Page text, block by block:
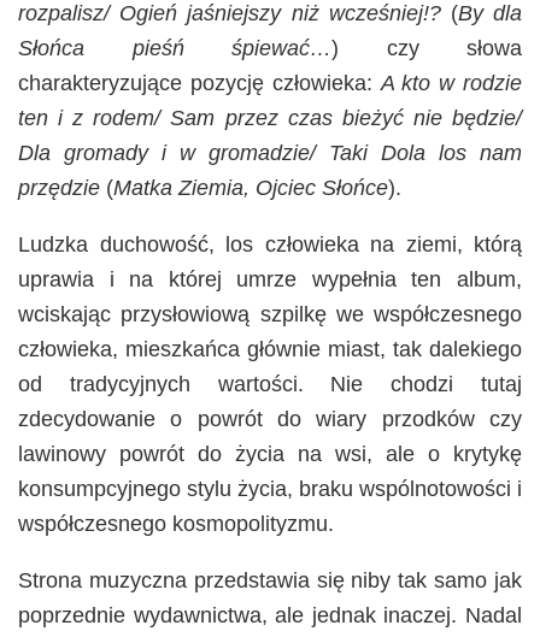
rozpalisz/ Ogień jaśniejszy niż wcześniej!? (By dla
Słońca pieśń śpiewać…) czy słowa
charakteryzujące pozycję człowieka:A kto w rodzie
ten i z rodem/ Sam przez czas bieżyć nie będzie/
Dla gromady i w gromadzie/ Taki Dola los nam
przędzie (Matka Ziemia, Ojciec Słońce).
Ludzka duchowość, los człowieka na ziemi, którą
uprawia i na której umrze wypełnia ten album,
wciskając przysłowiową szpilkę we współczesnego
człowieka, mieszkańca głównie miast, tak dalekiego
od tradycyjnych wartości. Nie chodzi tutaj
zdecydowanie o powrót do wiary przodków czy
lawinowy powrót do życia na wsi, ale o krytykę
konsumpcyjnego stylu życia, braku wspólnotowości i
współczesnego kosmopolityzmu.
Strona muzyczna przedstawia się niby tak samo jak
poprzednie wydawnictwa, ale jednak inaczej. Nadal